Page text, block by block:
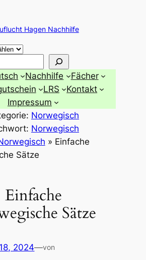
Hagen Nachhilfe
Nachhilfe
Fächer
LRS
Kontakt
Impressum
Norwegisch
Norwegisch
» Einfache
Sätze
Einfache
Sätze
2024—von